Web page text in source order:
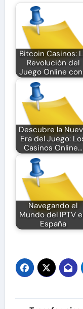
Bitcoin Casinos:
Revolución del
Juego Online
Descubre la
Era del Juego:
Casinos Online…
Navegando el
Mundo del IPTV
España